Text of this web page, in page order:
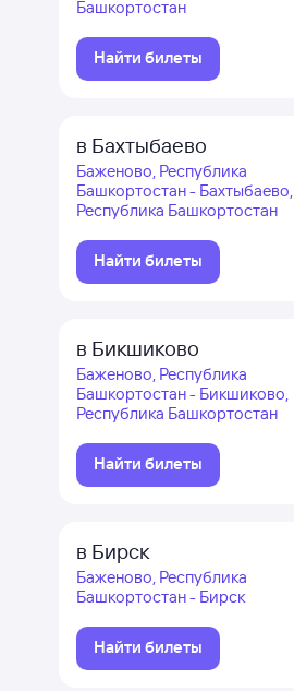
Башкортостан
Найти билеты
в Бахтыбаево
Баженово, Республика
Башкортостан - Бахтыбаево,
Республика Башкортостан
Найти билеты
в Бикшиково
Баженово, Республика
Башкортостан - Бикшиково,
Республика Башкортостан
Найти билеты
в Бирск
Баженово, Республика
Башкортостан - Бирск
Найти билеты